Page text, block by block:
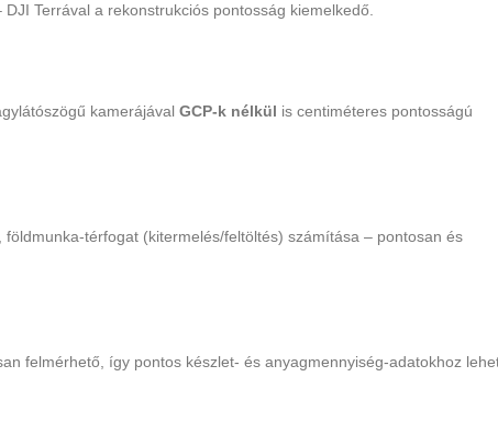
Terrával a rekonstrukciós pontosság kiemelkedő.
kamerájával GCP-k nélkül is centiméteres pontosságú
térfogat (kitermelés/feltöltés) számítása – pontosan és
felmérhető, így pontos készlet- és anyagmennyiség-adatokhoz